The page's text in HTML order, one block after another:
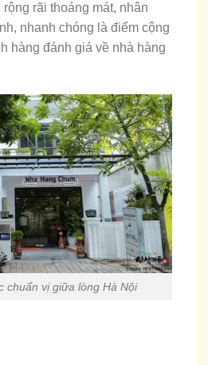
rãi thoáng mát, nhân
nhanh chóng là điểm cộng
hàng đánh giá về nhà hàng
chuẩn vị giữa lòng Hà Nội